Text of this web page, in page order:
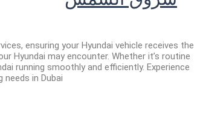
ensuring your Hyundai vehicle receives the
Hyundai may encounter. Whether it’s routine
running smoothly and efficiently. Experience
in Dubai.